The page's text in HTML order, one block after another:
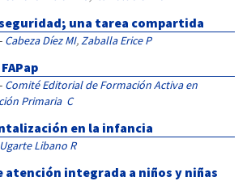
una tarea compartida
Cabeza Díez MI,Zaballa Erice P
Comité Editorial de Formación Activa en
Primaria C
en la infancia
Ugarte Libano R
atención integrada a niños y niñas